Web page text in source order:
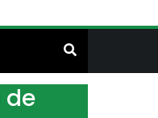
de